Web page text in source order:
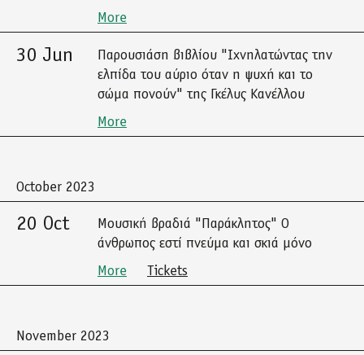
More
30 Jun
Παρουσιάση βιβλίου "Ιχνηλατώντας την
ελπίδα του αύριο όταν η ψυχή και το
σώμα πονούν" της Γκέλυς Κανέλλου
More
October 2023
20 Oct
Μουσική βραδιά "Παράκλητος" Ο
άνθρωπος εστί πνεύμα και σκιά μόνο
More
Tickets
November 2023